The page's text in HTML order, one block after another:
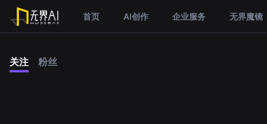
首页 AI创作 企业服务 无界魔镜
关注 粉丝